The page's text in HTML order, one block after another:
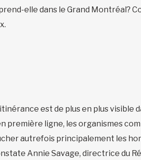
elle dans le Grand Montréal?
est de plus en plus visible
première ligne, les organismes
autrefois principalement les
Annie Savage, directrice du